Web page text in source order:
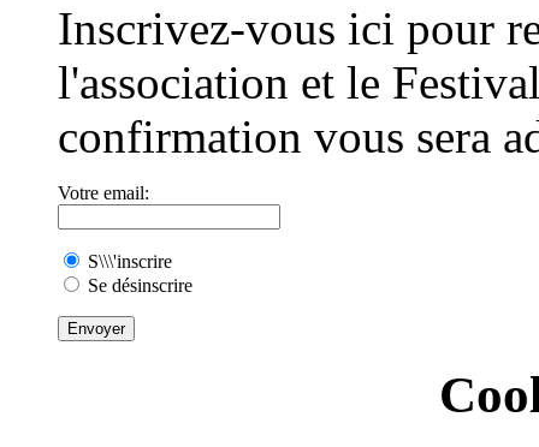
Inscrivez-vous ici pour
l'association et le
confirmation vous sera
Votre email:
S\\\'inscrire
Se désinscrire